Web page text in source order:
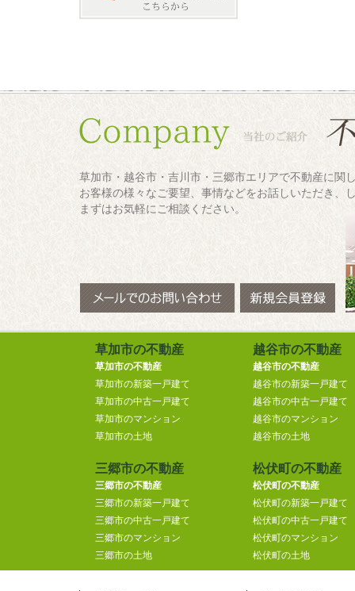
草加市・越谷市・吉川市・三郷市エリアで不動産に関
お客様の様々なご要望、事情などをお話しいただき、
まずはお気軽にご相談ください。
草加市の不動産
草加市の不動産
草加市の新築一戸建て
草加市の中古一戸建て
草加市のマンション
草加市の土地
越谷市の不動産
越谷市の不動産
越谷市の新築一戸建て
越谷市の中古一戸建て
越谷市のマンション
越谷市の土地
三郷市の不動産
三郷市の不動産
三郷市の新築一戸建て
三郷市の中古一戸建て
三郷市のマンション
三郷市の土地
松伏町の不動産
松伏町の不動産
松伏町の新築一戸建て
松伏町の中古一戸建て
松伏町のマンション
松伏町の土地